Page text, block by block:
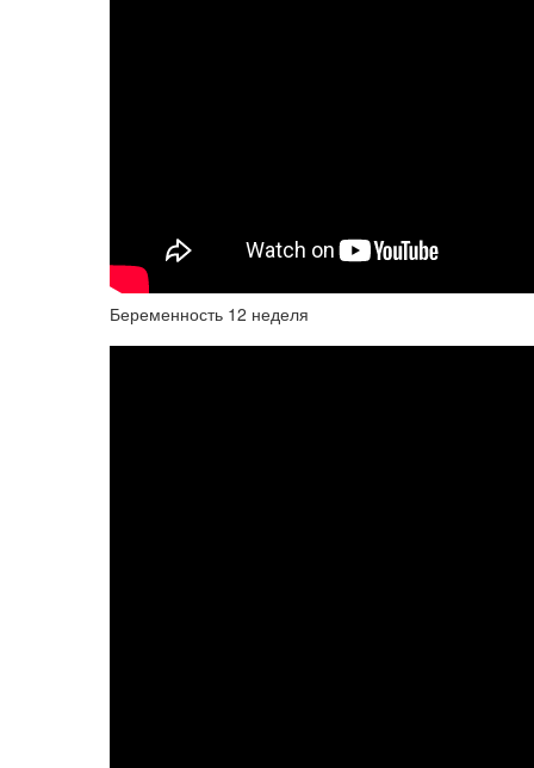
Беременность 12 неделя